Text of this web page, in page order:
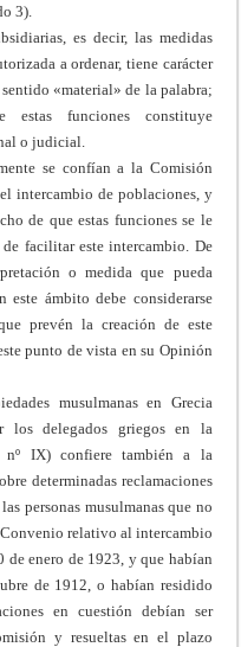
3).
es decir, las medidas
a ordenar, tiene carácter
«material» de la palabra;
funciones constituye
o judicial.
se confían a la Comisión
intercambio de poblaciones, y
de que estas funciones se le
facilitar este intercambio. De
o medida que pueda
ámbito debe considerarse
prevén la creación de este
punto de vista en su Opinión
musulmanas en Grecia
delegados griegos en la
nº IX) confiere también a la
determinadas reclamaciones
personas musulmanas que no
relativo al intercambio
de enero de 1923, y que habían
de 1912, o habían residido
en cuestión debían ser
y resueltas en el plazo